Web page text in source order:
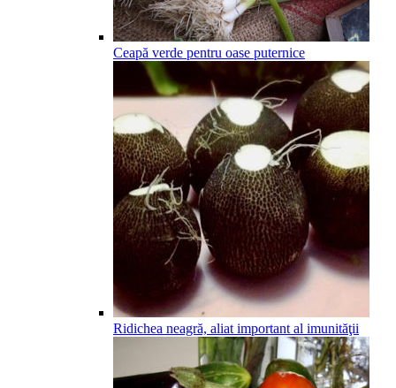
Ceapă verde pentru oase puternice
Ridichea neagră, aliat important al imunităţii